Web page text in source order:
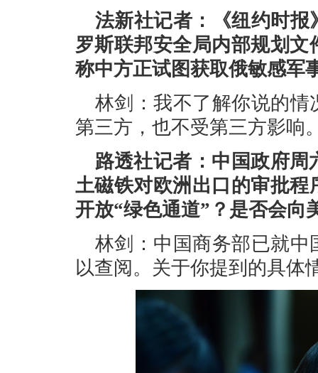
法新社记者：《纽约时
罗斯联邦安全局内部规划
称中方正试图获取俄敏感军
林剑：我不了解你说的
第三方，也不受第三方影响
路透社记者：中国政府周
土磁铁对欧洲出口的审批
开放“绿色通道”？是否会向
林剑：中国商务部已就
以查阅。关于你提到的具体